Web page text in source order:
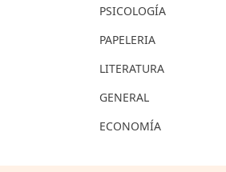
PSICOLOGÍA
PAPELERIA
LITERATURA
GENERAL
ECONOMÍA